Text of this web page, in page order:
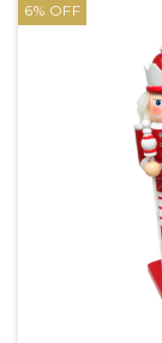
6% OFF